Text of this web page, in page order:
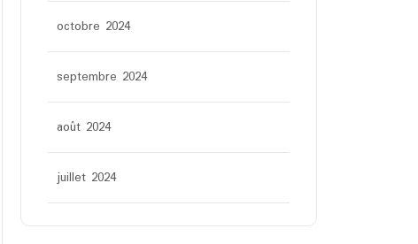
octobre 2024
septembre 2024
août 2024
juillet 2024